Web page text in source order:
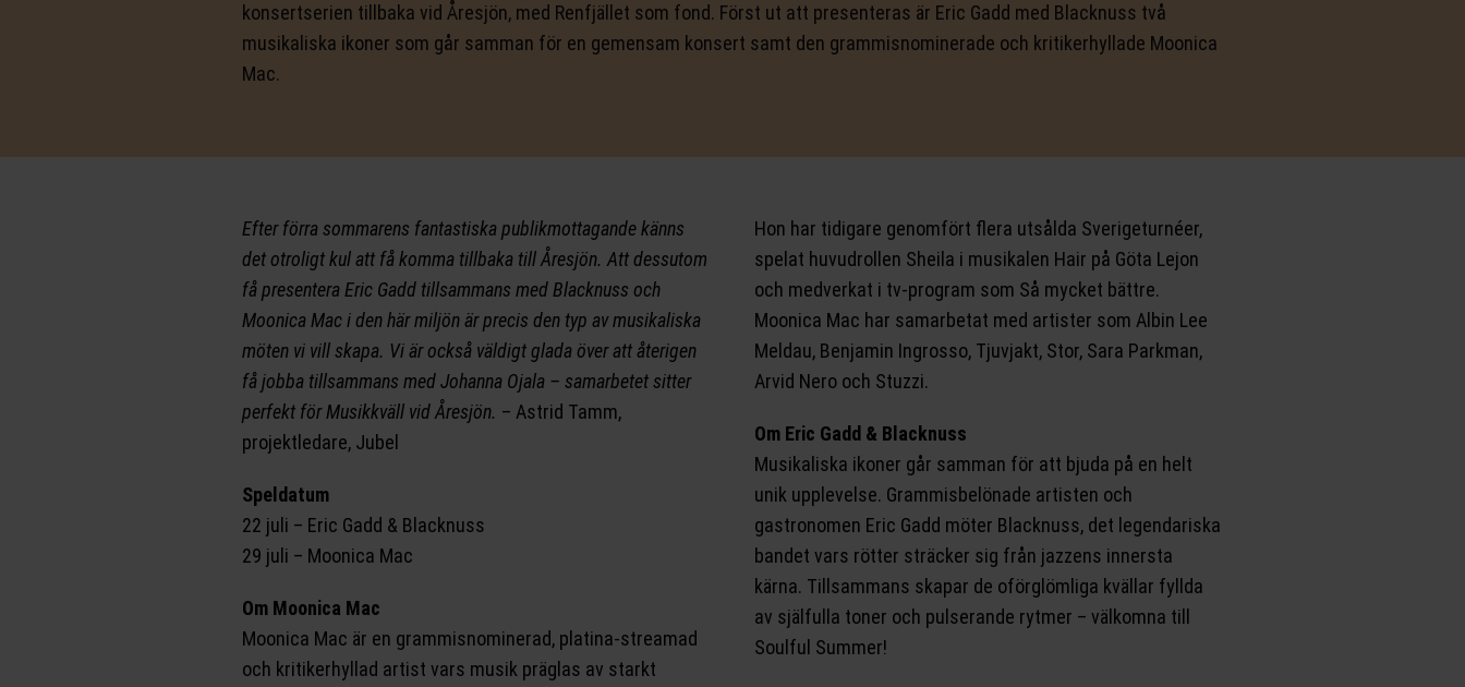
konsertserien tillbaka vid Åresjön, med Renfjället som fond. Först ut att presenteras är Eric Gadd med Blacknuss två
musikaliska ikoner som går samman för en gemensam konsert samt den grammisnominerade och kritikerhyllade Moonica
Mac.
Efter förra sommarens fantastiska publikmottagande känns
det otroligt kul att få komma tillbaka till Åresjön. Att dessutom
få presentera Eric Gadd tillsammans med Blacknuss och
Moonica Mac i den här miljön är precis den typ av musikaliska
möten vi vill skapa. Vi är också väldigt glada över att återigen
få jobba tillsammans med Johanna Ojala – samarbetet sitter
perfekt för Musikkväll vid Åresjön. – Astrid Tamm,
projektledare, Jubel
Speldatum
22 juli – Eric Gadd & Blacknuss
29 juli – Moonica Mac
Om Moonica Mac
Moonica Mac är en grammisnominerad, platina-streamad
och kritikerhyllad artist vars musik präglas av starkt
Hon har tidigare genomfört flera utsålda Sverigeturnéer,
spelat huvudrollen Sheila i musikalen Hair på Göta Lejon
och medverkat i tv-program som Så mycket bättre.
Moonica Mac har samarbetat med artister som Albin Lee
Meldau, Benjamin Ingrosso, Tjuvjakt, Stor, Sara Parkman,
Arvid Nero och Stuzzi.
Om Eric Gadd & Blacknuss
Musikaliska ikoner går samman för att bjuda på en helt
unik upplevelse. Grammisbelönade artisten och
gastronomen Eric Gadd möter Blacknuss, det legendariska
bandet vars rötter sträcker sig från jazzens innersta
kärna. Tillsammans skapar de oförglömliga kvällar fyllda
av själfulla toner och pulserande rytmer – välkomna till
Soulful Summer!